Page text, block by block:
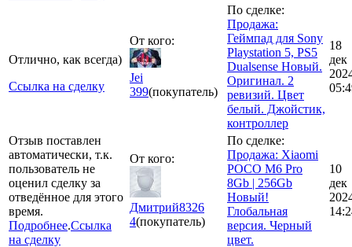
Отлично, как всегда)
Ссылка на сделку
От кого:
Jei
399(покупатель)
По сделке:
Продажа:
Геймпад для Sony
Playstation 5, PS5
Dualsense Новый.
Оригинал. 2
ревизий. Цвет
белый. Джойстик,
контроллер
18
дек
Отзыв поставлен
автоматически, т.к.
пользователь не
оценил сделку за
отведённое для этого
время.
Подробнее.Ссылка
на сделку
От кого:
Дмитрий8326
4(покупатель)
По сделке:
Продажа: Xiaomi
POCO M6 Pro
8Gb | 256Gb
Новый!
Глобальная
версия. Черный
цвет.
10
дек